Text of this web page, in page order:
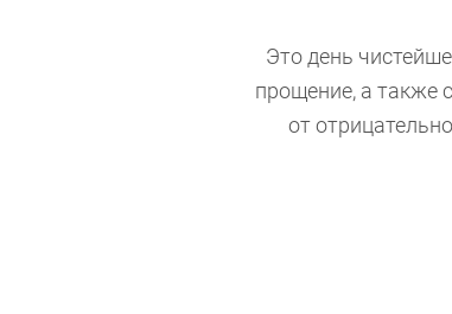
Это день
прощение, а также
от